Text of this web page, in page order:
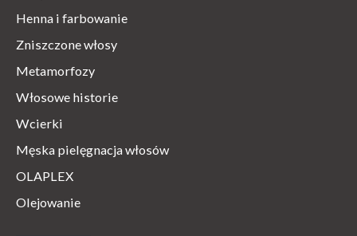
Henna i farbowanie
Zniszczone włosy
Metamorfozy
Włosowe historie
Wcierki
Męska pielęgnacja włosów
OLAPLEX
Olejowanie